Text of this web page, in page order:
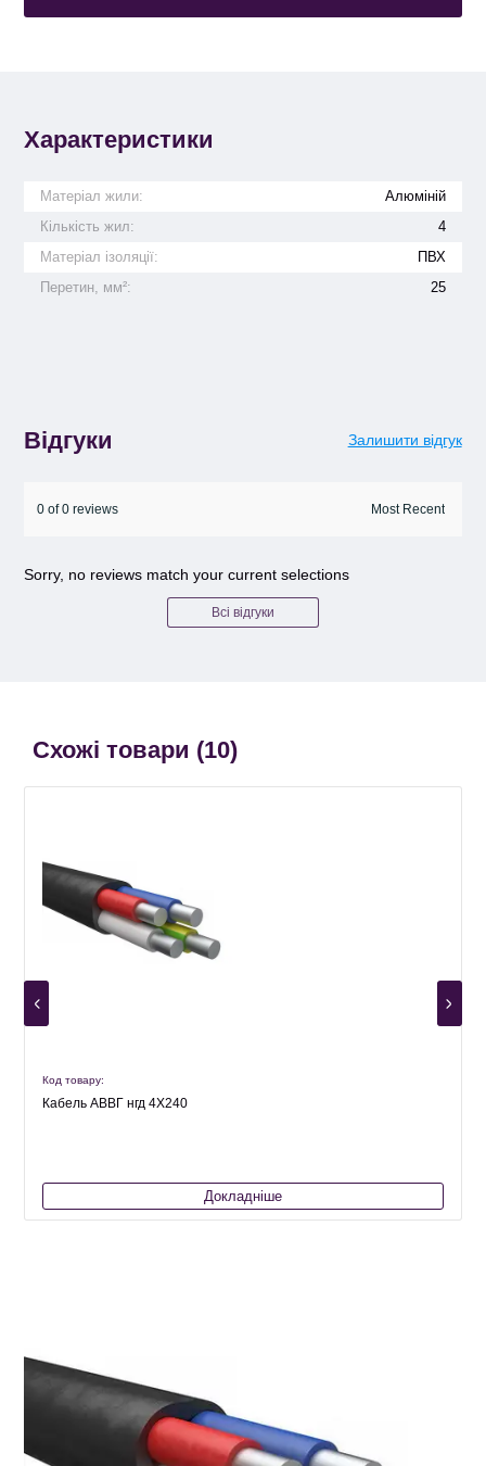
Характеристики
Матеріал жили:
Алюміній
Кількість жил:
4
Матеріал ізоляції:
ПВХ
Перетин, мм²:
25
Відгуки Залишити відгук
0 of 0 reviews
Sorry, no reviews match your current selections
Всі відгуки
Схожі товари (10)
Код товару:
Кабель АВВГ нгд 4Х240
Докладніше